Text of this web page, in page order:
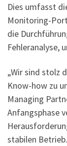
Dies umfasst
Monitoring-
die
Fehleranalyse,
„Wir sind stolz
Know-how zu
Managing
Anfangsphase
stabilen